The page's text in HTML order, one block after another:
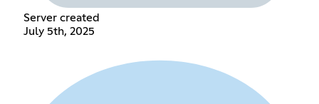
Server created
July 5th, 2025